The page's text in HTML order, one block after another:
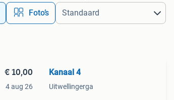
Foto’s
€ 10,00
4 aug 26
Kanaal 4
Uitwellingerga